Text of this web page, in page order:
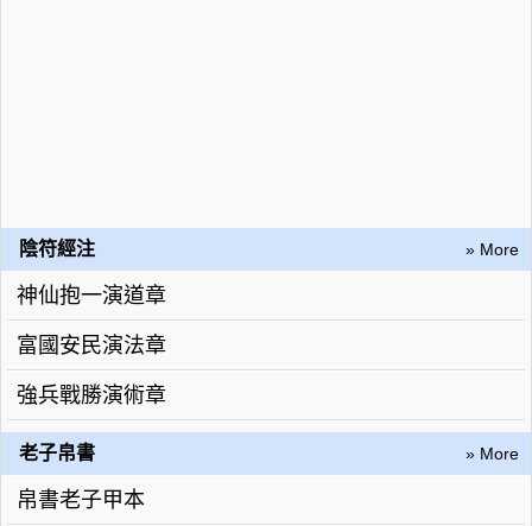
陰符經注 » More
神仙抱一演道章
富國安民演法章
強兵戰勝演術章
老子帛書 » More
帛書老子甲本